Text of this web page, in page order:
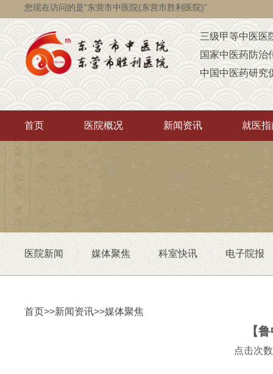
您现在访问的是“东营市中医院(东营市胜利医院)”
三级甲等中医医
国家中医药防治
中国中医药研究
省级智障儿童康
山东省AAA级定
首页 医院概况 新闻资讯 就医
医院新闻 媒体聚焦 科室快讯 电子院报
首页>>新闻资讯>>媒体聚焦
【
点击次